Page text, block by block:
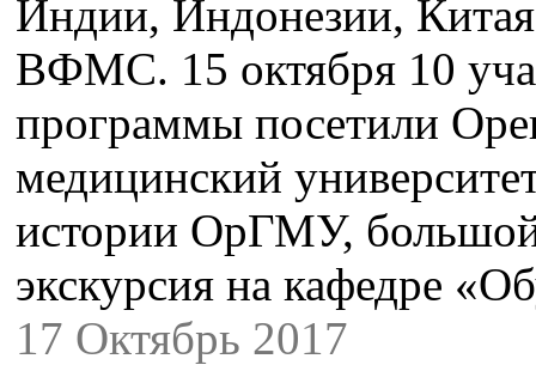
Индии, Индонезии, Китая
ВФМС. 15 октября 10
программы посетили
медицинский
истории ОрГМУ, большой
экскурсия на кафедре
17 Октябрь 2017